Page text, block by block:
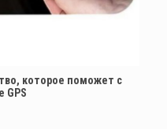
которое поможет с
GPS